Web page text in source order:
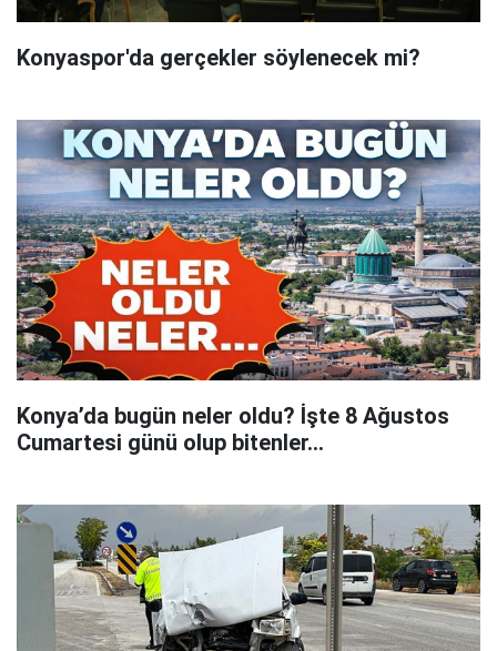
Konyaspor'da gerçekler söylenecek mi?
Konya’da bugün neler oldu? İşte 8 Ağustos
Cumartesi günü olup bitenler…